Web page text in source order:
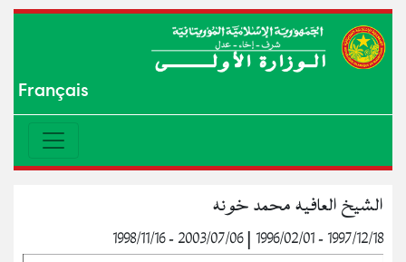
Français
اﻟﺸﻴﺦ اﻟﻌﺎﻓﻴﻪ ﻣﺤﻤﺪ ﺧﻮﻧﻪ
1997/12/18 - 1996/02/01 | 2003/07/06 - 1998/11/16